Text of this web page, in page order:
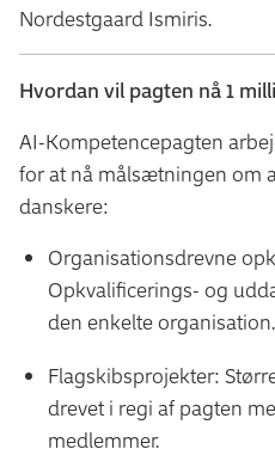
Nordestgaard Ismiris.
Hvordan vil pagten nå 1
AI-Kompetencepagten
for at nå målsætningen om
danskere:
Organisationsdrevne
Opkvalificerings- og
den enkelte organisation.
Flagskibsprojekter:
drevet i regi af pagten
medlemmer.